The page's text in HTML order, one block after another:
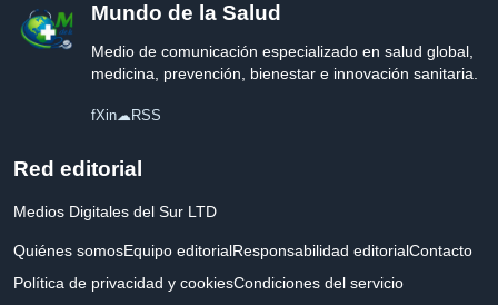
Mundo de la Salud
Medio de comunicación especializado en salud global,
medicina, prevención, bienestar e innovación sanitaria.
fXin☁RSS
Red editorial
Medios Digitales del Sur LTD
Quiénes somosEquipo editorialResponsabilidad editorialContacto
Política de privacidad y cookiesCondiciones del servicio